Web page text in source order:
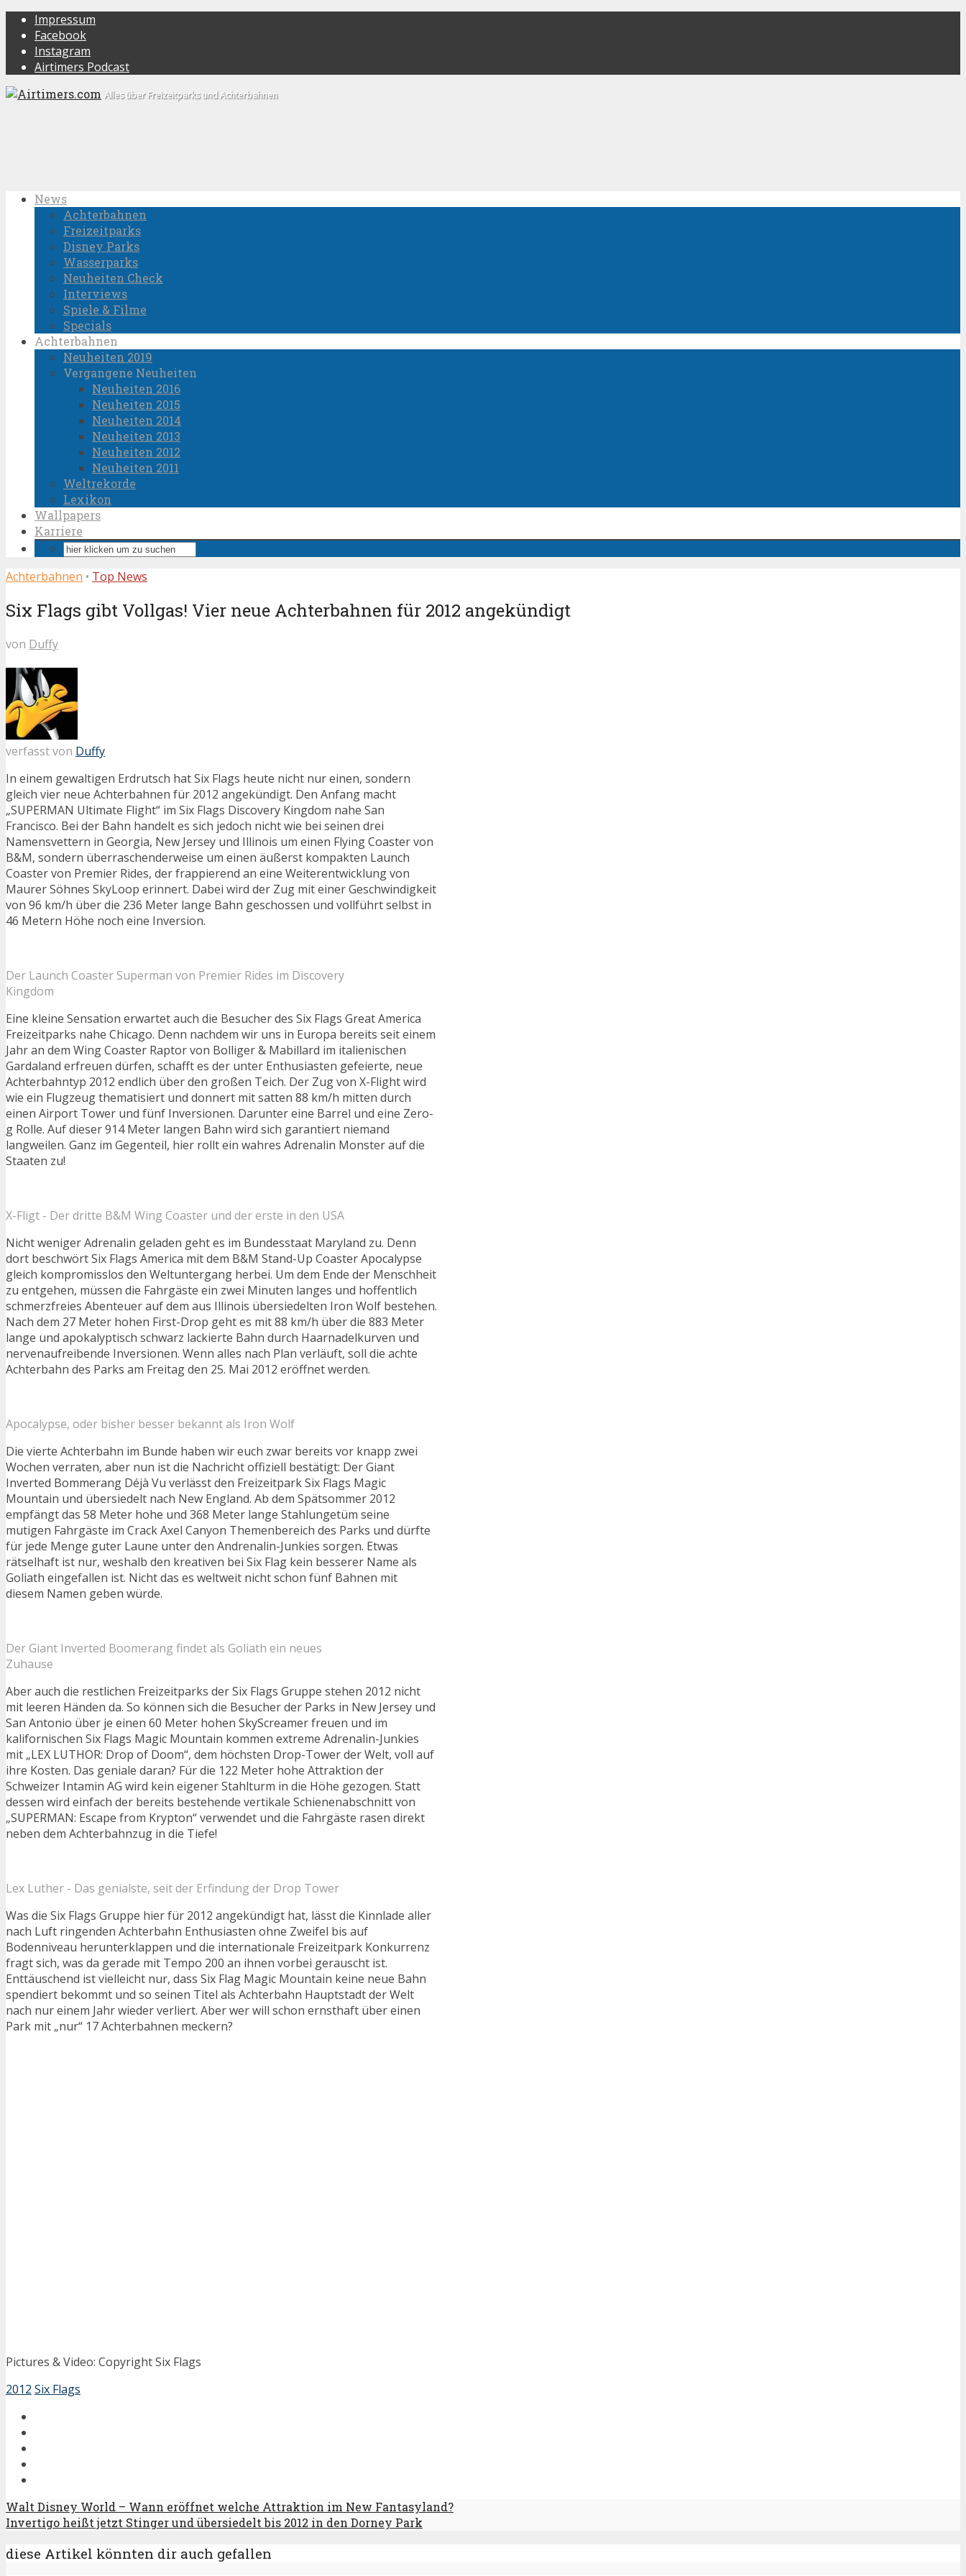
Impressum
Facebook
Instagram
Airtimers Podcast
Alles über Freizeitparks und Achterbahnen
News
Achterbahnen
Freizeitparks
Disney Parks
Wasserparks
Neuheiten Check
Interviews
Spiele & Filme
Specials
Achterbahnen
Neuheiten 2019
Vergangene Neuheiten
Neuheiten 2016
Neuheiten 2015
Neuheiten 2014
Neuheiten 2013
Neuheiten 2012
Neuheiten 2011
Weltrekorde
Lexikon
Wallpapers
Karriere
Achterbahnen • Top News
Six Flags gibt Vollgas! Vier neue Achterbahnen für 2012 angekündigt
von Duffy
verfasst von Duffy
In einem gewaltigen Erdrutsch hat Six Flags heute nicht nur einen, sondern
gleich vier neue Achterbahnen für 2012 angekündigt. Den Anfang macht
„SUPERMAN Ultimate Flight“ im Six Flags Discovery Kingdom nahe San
Francisco. Bei der Bahn handelt es sich jedoch nicht wie bei seinen drei
Namensvettern in Georgia, New Jersey und Illinois um einen Flying Coaster von
B&M, sondern überraschenderweise um einen äußerst kompakten Launch
Coaster von Premier Rides, der frappierend an eine Weiterentwicklung von
Maurer Söhnes SkyLoop erinnert. Dabei wird der Zug mit einer Geschwindigkeit
von 96 km/h über die 236 Meter lange Bahn geschossen und vollführt selbst in
46 Metern Höhe noch eine Inversion.
Der Launch Coaster Superman von Premier Rides im Discovery
Kingdom
Eine kleine Sensation erwartet auch die Besucher des Six Flags Great America
Freizeitparks nahe Chicago. Denn nachdem wir uns in Europa bereits seit einem
Jahr an dem Wing Coaster Raptor von Bolliger & Mabillard im italienischen
Gardaland erfreuen dürfen, schafft es der unter Enthusiasten gefeierte, neue
Achterbahntyp 2012 endlich über den großen Teich. Der Zug von X-Flight wird
wie ein Flugzeug thematisiert und donnert mit satten 88 km/h mitten durch
einen Airport Tower und fünf Inversionen. Darunter eine Barrel und eine Zero-
g Rolle. Auf dieser 914 Meter langen Bahn wird sich garantiert niemand
langweilen. Ganz im Gegenteil, hier rollt ein wahres Adrenalin Monster auf die
Staaten zu!
X-Fligt - Der dritte B&M Wing Coaster und der erste in den USA
Nicht weniger Adrenalin geladen geht es im Bundesstaat Maryland zu. Denn
dort beschwört Six Flags America mit dem B&M Stand-Up Coaster Apocalypse
gleich kompromisslos den Weltuntergang herbei. Um dem Ende der Menschheit
zu entgehen, müssen die Fahrgäste ein zwei Minuten langes und hoffentlich
schmerzfreies Abenteuer auf dem aus Illinois übersiedelten Iron Wolf bestehen.
Nach dem 27 Meter hohen First-Drop geht es mit 88 km/h über die 883 Meter
lange und apokalyptisch schwarz lackierte Bahn durch Haarnadelkurven und
nervenaufreibende Inversionen. Wenn alles nach Plan verläuft, soll die achte
Achterbahn des Parks am Freitag den 25. Mai 2012 eröffnet werden.
Apocalypse, oder bisher besser bekannt als Iron Wolf
Die vierte Achterbahn im Bunde haben wir euch zwar bereits vor knapp zwei
Wochen verraten, aber nun ist die Nachricht offiziell bestätigt: Der Giant
Inverted Bommerang Déjà Vu verlässt den Freizeitpark Six Flags Magic
Mountain und übersiedelt nach New England. Ab dem Spätsommer 2012
empfängt das 58 Meter hohe und 368 Meter lange Stahlungetüm seine
mutigen Fahrgäste im Crack Axel Canyon Themenbereich des Parks und dürfte
für jede Menge guter Laune unter den Andrenalin-Junkies sorgen. Etwas
rätselhaft ist nur, weshalb den kreativen bei Six Flag kein besserer Name als
Goliath eingefallen ist. Nicht das es weltweit nicht schon fünf Bahnen mit
diesem Namen geben würde.
Der Giant Inverted Boomerang findet als Goliath ein neues
Zuhause
Aber auch die restlichen Freizeitparks der Six Flags Gruppe stehen 2012 nicht
mit leeren Händen da. So können sich die Besucher der Parks in New Jersey und
San Antonio über je einen 60 Meter hohen SkyScreamer freuen und im
kalifornischen Six Flags Magic Mountain kommen extreme Adrenalin-Junkies
mit „LEX LUTHOR: Drop of Doom“, dem höchsten Drop-Tower der Welt, voll auf
ihre Kosten. Das geniale daran? Für die 122 Meter hohe Attraktion der
Schweizer Intamin AG wird kein eigener Stahlturm in die Höhe gezogen. Statt
dessen wird einfach der bereits bestehende vertikale Schienenabschnitt von
„SUPERMAN: Escape from Krypton“ verwendet und die Fahrgäste rasen direkt
neben dem Achterbahnzug in die Tiefe!
Lex Luther - Das genialste, seit der Erfindung der Drop Tower
Was die Six Flags Gruppe hier für 2012 angekündigt hat, lässt die Kinnlade aller
nach Luft ringenden Achterbahn Enthusiasten ohne Zweifel bis auf
Bodenniveau herunterklappen und die internationale Freizeitpark Konkurrenz
fragt sich, was da gerade mit Tempo 200 an ihnen vorbei gerauscht ist.
Enttäuschend ist vielleicht nur, dass Six Flag Magic Mountain keine neue Bahn
spendiert bekommt und so seinen Titel als Achterbahn Hauptstadt der Welt
nach nur einem Jahr wieder verliert. Aber wer will schon ernsthaft über einen
Park mit „nur“ 17 Achterbahnen meckern?
Pictures & Video: Copyright Six Flags
2012 Six Flags
Walt Disney World – Wann eröffnet welche Attraktion im New Fantasyland?
Invertigo heißt jetzt Stinger und übersiedelt bis 2012 in den Dorney Park
diese Artikel könnten dir auch gefallen